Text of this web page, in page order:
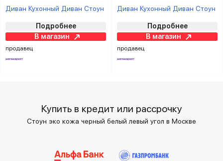
Диван Кухонный Диван Стоун
Подробнее
В магазин
продавец
Диван Кухонный Диван Стоун
Подробнее
В магазин
продавец
Купить в кредит или рассрочку
Стоун эко кожа черный белый левый угол в Москве